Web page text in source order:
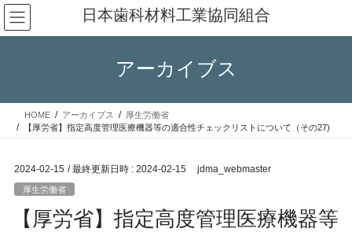
コ
ン
テ
ス
ナ
ビ
ゲ
ン
日本歯科材料工業協同組合
アーカイブス
HOME アーカイブス
厚生労働省
【厚労省】指定高度管理医療機器等の適合性チェックリストについて（その27)
2024-02-15 / 最終更新日時 : 2024-02-15 jdma_webmaster
厚生労働省
【厚労省】指定高度管理医療機器等